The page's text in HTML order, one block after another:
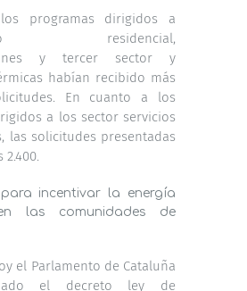
programas dirigidos a
residencial,
y tercer sector y
habían recibido más
En cuanto a los
a los sector servicios
las solicitudes presentadas
para incentivar la energía
las comunidades de
el Parlamento de Cataluña
el decreto ley de